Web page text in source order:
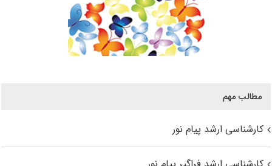
مطالب مهم
کارشناسی ارشد پیام نور